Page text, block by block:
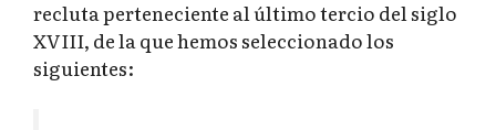
recluta perteneciente al último tercio del siglo
XVIII, de la que hemos seleccionado los
siguientes: